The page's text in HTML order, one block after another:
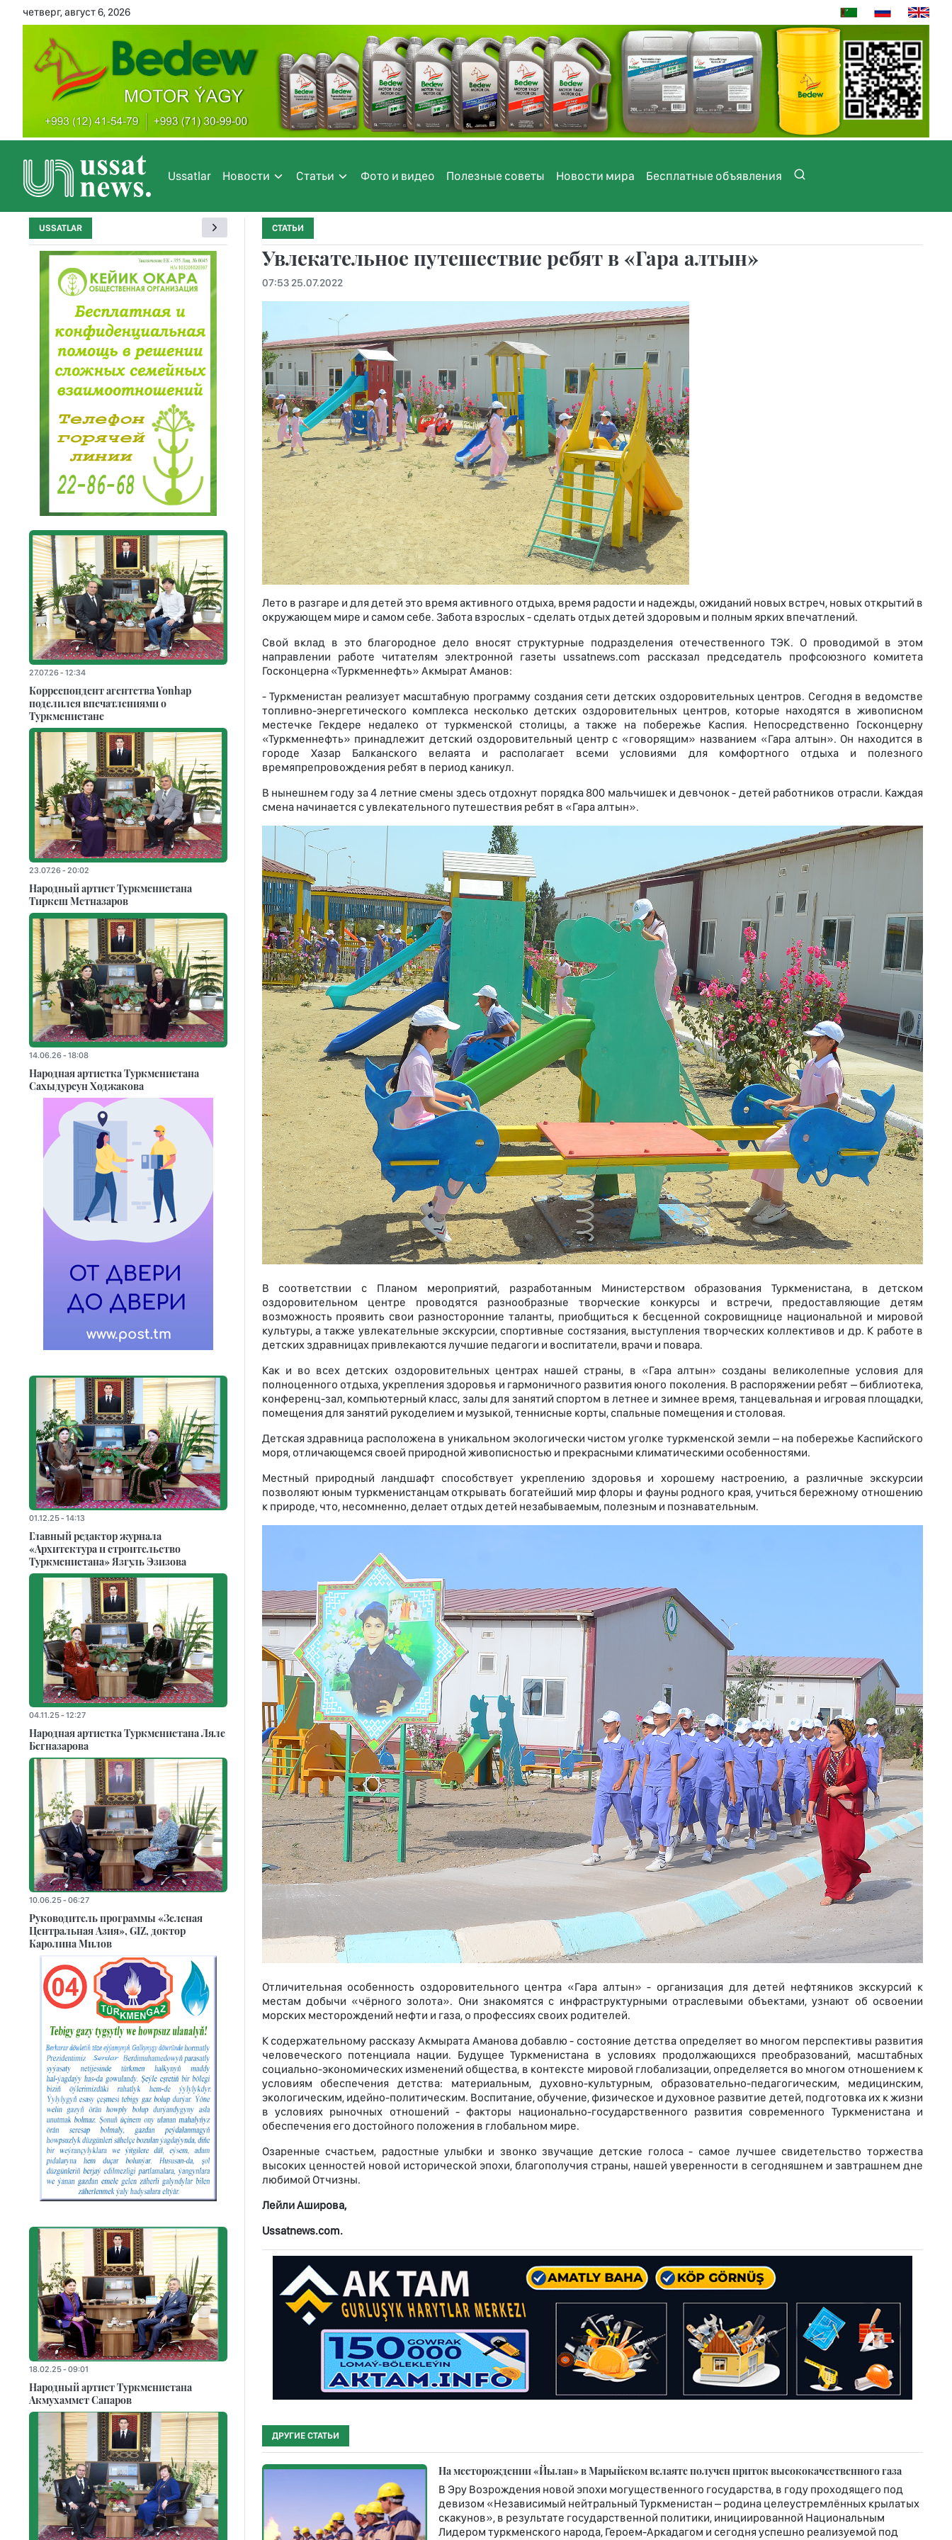
четверг, август 6, 2026
Ussatlar Новости Статьи Фото и видео Полезные советы Новости мира Бесплатные объявления
СТАТЬИ
Увлекательное путешествие ребят в «Гара алтын»
07:53 25.07.2022
Лето в разгаре и для детей это время активного отдыха, время радости и надежды, ожиданий новых встреч, новых открытий в
окружающем мире и самом себе. Забота взрослых - сделать отдых детей здоровым и полным ярких впечатлений.
Свой вклад в это благородное дело вносят структурные подразделения отечественного ТЭК. О проводимой в этом
направлении работе читателям электронной газеты ussatnews.com рассказал председатель профсоюзного комитета
Госконцерна «Туркменнефть» Акмырат Аманов:
- Туркменистан реализует масштабную программу создания сети детских оздоровительных центров. Сегодня в ведомстве
топливно-энергетического комплекса несколько детских оздоровительных центров, которые находятся в живописном
местечке Гекдере недалеко от туркменской столицы, а также на побережье Каспия. Непосредственно Госконцерну
«Туркменнефть» принадлежит детский оздоровительный центр с «говорящим» названием «Гара алтын». Он находится в
городе Хазар Балканского велаята и располагает всеми условиями для комфортного отдыха и полезного
времяпрепровождения ребят в период каникул.
В нынешнем году за 4 летние смены здесь отдохнут порядка 800 мальчишек и девчонок - детей работников отрасли. Каждая
смена начинается с увлекательного путешествия ребят в «Гара алтын».
В соответствии с Планом мероприятий, разработанным Министерством образования Туркменистана, в детском
оздоровительном центре проводятся разнообразные творческие конкурсы и встречи, предоставляющие детям
возможность проявить свои разносторонние таланты, приобщиться к бесценной сокровищнице национальной и мировой
культуры, а также увлекательные экскурсии, спортивные состязания, выступления творческих коллективов и др. К работе в
детских здравницах привлекаются лучшие педагоги и воспитатели, врачи и повара.
Как и во всех детских оздоровительных центрах нашей страны, в «Гара алтын» созданы великолепные условия для
полноценного отдыха, укрепления здоровья и гармоничного развития юного поколения. В распоряжении ребят – библиотека,
конференц-зал, компьютерный класс, залы для занятий спортом в летнее и зимнее время, танцевальная и игровая площадки,
помещения для занятий рукоделием и музыкой, теннисные корты, спальные помещения и столовая.
Детская здравница расположена в уникальном экологически чистом уголке туркменской земли – на побережье Каспийского
моря, отличающемся своей природной живописностью и прекрасными климатическими особенностями.
Местный природный ландшафт способствует укреплению здоровья и хорошему настроению, а различные экскурсии
позволяют юным туркменистанцам открывать богатейший мир флоры и фауны родного края, учиться бережному отношению
к природе, что, несомненно, делает отдых детей незабываемым, полезным и познавательным.
Отличительная особенность оздоровительного центра «Гара алтын» - организация для детей нефтяников экскурсий к
местам добычи «чёрного золота». Они знакомятся с инфраструктурными отраслевыми объектами, узнают об освоении
морских месторождений нефти и газа, о профессиях своих родителей.
К содержательному рассказу Акмырата Аманова добавлю - состояние детства определяет во многом перспективы развития
человеческого потенциала нации. Будущее Туркменистана в условиях продолжающихся преобразований, масштабных
социально-экономических изменений общества, в контексте мировой глобализации, определяется во многом отношением к
условиям обеспечения детства: материальным, духовно-культурным, образовательно-педагогическим, медицинским,
экологическим, идейно-политическим. Воспитание, обучение, физическое и духовное развитие детей, подготовка их к жизни
в условиях рыночных отношений - факторы национально-государственного развития современного Туркменистана и
обеспечения его достойного положения в глобальном мире.
Озаренные счастьем, радостные улыбки и звонко звучащие детские голоса - самое лучшее свидетельство торжества
высоких ценностей новой исторической эпохи, благополучия страны, нашей уверенности в сегодняшнем и завтрашнем дне
любимой Отчизны.
Лейли Аширова,
Ussatnews.com.
ДРУГИЕ СТАТЬИ
На месторождении «Йылан» в Марыйском велаяте получен приток высококачественного газа
В Эру Возрождения новой эпохи могущественного государства, в году проходящего под
девизом «Независимый нейтральный Туркменистан – родина целеустремлённых крылатых
скакунов», в результате государственной политики, инициированной Национальным
Лидером туркменского народа, Героем-Аркадагом и сегодня успешно реализуемой под
USSATLAR
27.07.26 - 12:34
Корреспондент агентства Yonhap
поделился впечатлениями о
Туркменистане
23.07.26 - 20:02
Народный артист Туркменистана
Тиркеш Мeтназаров
14.06.26 - 18:08
Народная артистка Туркменистана
Сахыдурсун Ходжакова
01.12.25 - 14:13
Главный редактор журнала
«Архитектура и строительство
Туркменистана» Язгуль Эзизова
04.11.25 - 12:27
Народная артистка Туркменистана Ляле
Бегназарова
10.06.25 - 06:27
Руководитель программы «Зеленая
Центральная Азия», GIZ, доктор
Каролина Милов
18.02.25 - 09:01
Народный артист Туркменистана
Акмухаммет Сапаров